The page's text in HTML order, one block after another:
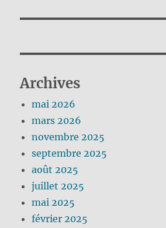
Archives
mai 2026
mars 2026
novembre 2025
septembre 2025
août 2025
juillet 2025
mai 2025
février 2025